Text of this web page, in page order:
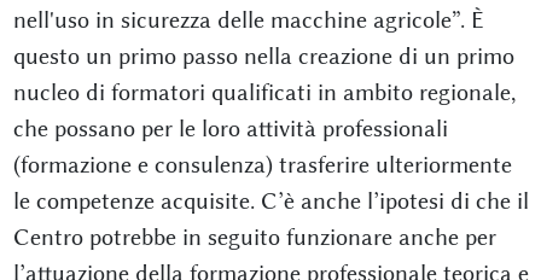
nell'uso in sicurezza delle macchine agricole”. È
questo un primo passo nella creazione di un primo
nucleo di formatori qualificati in ambito regionale,
che possano per le loro attività professionali
(formazione e consulenza) trasferire ulteriormente
le competenze acquisite. C’è anche l’ipotesi di che il
Centro potrebbe in seguito funzionare anche per
l’attuazione della formazione professionale teorica e